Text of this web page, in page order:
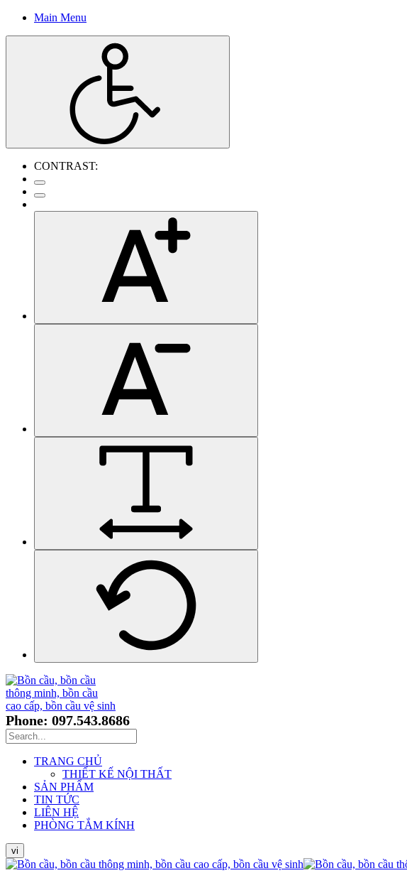
Main Menu
CONTRAST:
Phone: 097.543.8686
TRANG CHỦ
THIẾT KẾ NỘI THẤT
SẢN PHẨM
TIN TỨC
LIÊN HỆ
PHÒNG TẮM KÍNH
vi